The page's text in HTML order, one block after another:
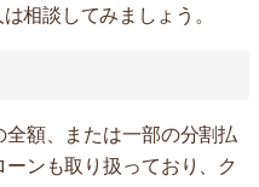
相談してみましょう。
額、または一部の分割払
ンも取り扱っており、ク